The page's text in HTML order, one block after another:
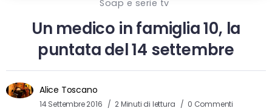
Soap e serie tv
Un medico in famiglia 10, la
puntata del 14 settembre
Alice Toscano
14 Settembre 2016 2 Minuti di lettura 0 Commenti